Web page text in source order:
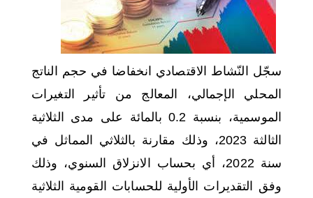
سجّل النّشاط الاقتصادي انخفاضا في حجم الناتج
المحلي الإجمالي، المعالج من تأثير التغيرات
الموسمية، بنسبة 0.2 بالمائة على مدى الثلاثية
الثالثة 2023، وذلك مقارنة بالثلاثي المماثل في
سنة 2022، أي بحساب الانزلاق السنوي، وذلك
وفق التقديرات الأولية للحسابات القومية الثلاثية